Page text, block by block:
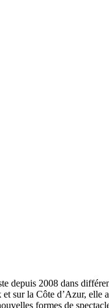
depuis 2008 dans
sur la Côte d’Azur,
formes de